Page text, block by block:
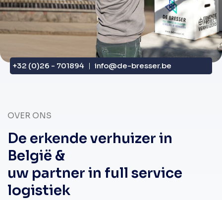
+32 (0)26 - 701894 info@de-bresser.be
OVER ONS
De erkende verhuizer in
België &
uw partner in full service
logistiek